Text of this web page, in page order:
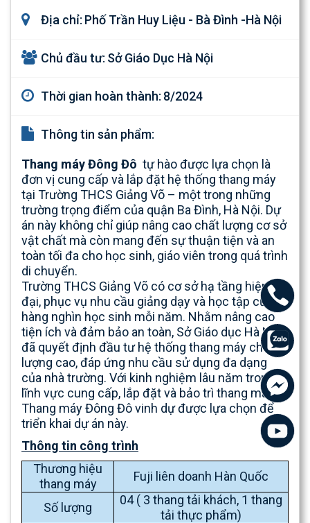
Địa chỉ: Phố Trần Huy Liệu - Bà Đình -Hà Nội
Chủ đầu tư: Sở Giáo Dục Hà Nội
Thời gian hoàn thành: 8/2024
Thông tin sản phẩm:
Thang máy Đông Đô tự hào được lựa chọn là
đơn vị cung cấp và lắp đặt hệ thống thang máy
tại Trường THCS Giảng Võ – một trong những
trường trọng điểm của quận Ba Đình, Hà Nội. Dự
án này không chỉ giúp nâng cao chất lượng cơ sở
vật chất mà còn mang đến sự thuận tiện và an
toàn tối đa cho học sinh, giáo viên trong quá trình
di chuyển.
Trường THCS Giảng Võ có cơ sở hạ tầng hiện
đại, phục vụ nhu cầu giảng dạy và học tập của
hàng nghìn học sinh mỗi năm. Nhằm nâng cao
tiện ích và đảm bảo an toàn, Sở Giáo dục Hà Nội
đã quyết định đầu tư hệ thống thang máy chất
lượng cao, đáp ứng nhu cầu sử dụng đa dạng
của nhà trường. Với kinh nghiệm lâu năm trong
lĩnh vực cung cấp, lắp đặt và bảo trì thang máy,
Thang máy Đông Đô vinh dự được lựa chọn để
triển khai dự án này.
Thông tin công trình
Thương hiệu
thang máy
Fuji liên doanh Hàn Quốc
Số lượng
04 ( 3 thang tải khách, 1 thang
tải thực phẩm)